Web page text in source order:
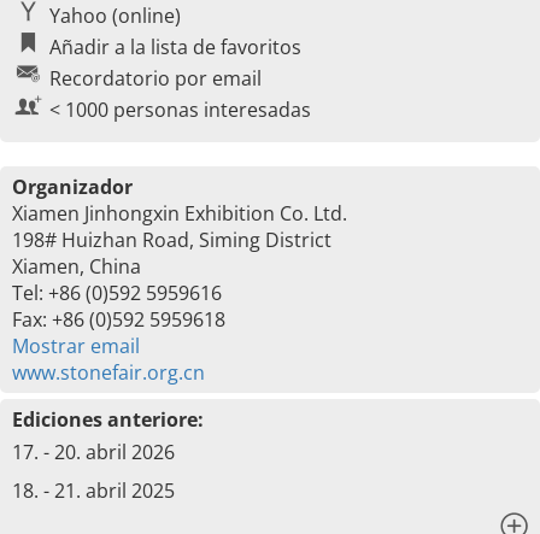
Yahoo (online)
Añadir a la lista de favoritos
Recordatorio por email
< 1000 personas interesadas
Organizador
Xiamen Jinhongxin Exhibition Co. Ltd.
198# Huizhan Road, Siming District
Xiamen, China
Tel: +86 (0)592 5959616
Fax: +86 (0)592 5959618
Mostrar email
www.stonefair.org.cn
Ediciones anteriore:
17. - 20. abril 2026
18. - 21. abril 2025